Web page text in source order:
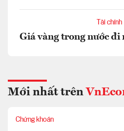
Tài chính
Giá vàng trong nước đi
Mới nhất trên
Chứng khoán